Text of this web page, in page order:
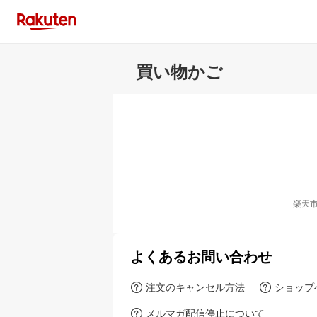
買い物かご
楽天
よくあるお問い合わせ
注文のキャンセル方法 ショッ
メルマガ配信停止について